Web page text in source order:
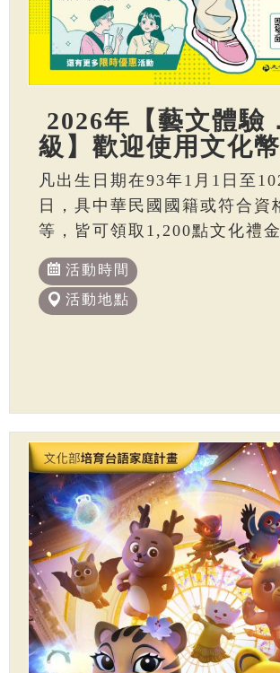
2026年【藝文體驗
級】歡迎使用文化幣
凡出生日期在93年1月1日至
日，具中華民國國籍或符合資
等，皆可領取1,200點文化禮金
活動時間
活動地點